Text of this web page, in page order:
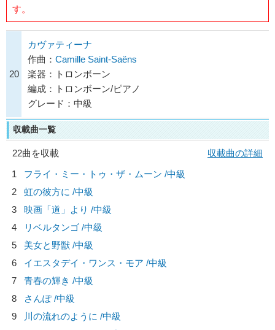
す。
20
カヴァティーナ
作曲： Camille Saint-Saëns
楽器：トロンボーン
編成：トロンボーン/ピアノ
グレード：中級
収載曲一覧
22曲を収載
収載曲の詳細
1
フライ・ミー・トゥ・ザ・ムーン /中級
2
虹の彼方に /中級
3
映画「道」より /中級
4
リベルタンゴ /中級
5
美女と野獣 /中級
6
イエスタデイ・ワンス・モア /中級
7
青春の輝き /中級
8
さんぽ /中級
9
川の流れのように /中級